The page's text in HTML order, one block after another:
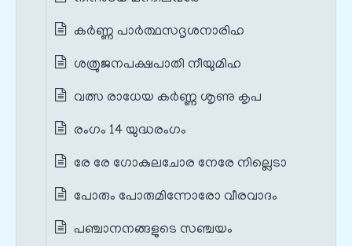
കർണ്ണ പാർത്ഥസദൃശനാരിഹ
ശത്രുജനപക്ഷപാതി നീയുമിഹ
വത്സ രാധേയ കർണ്ണ ശൃണു കൃപ
രംഗം 14 യുദ്ധരംഗം
രേ രേ ഗോകുലചോര നേരേ നില്ലെടാ
പോരും പോരുമിന്നോരോ വീരവാദം
പഞ്ചാനനങ്ങളുടെ സഞ്ചയം